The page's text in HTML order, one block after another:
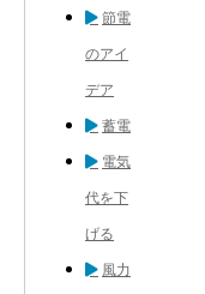
節電
のアイ
デア
蓄電
電気
代を下
げる
風力